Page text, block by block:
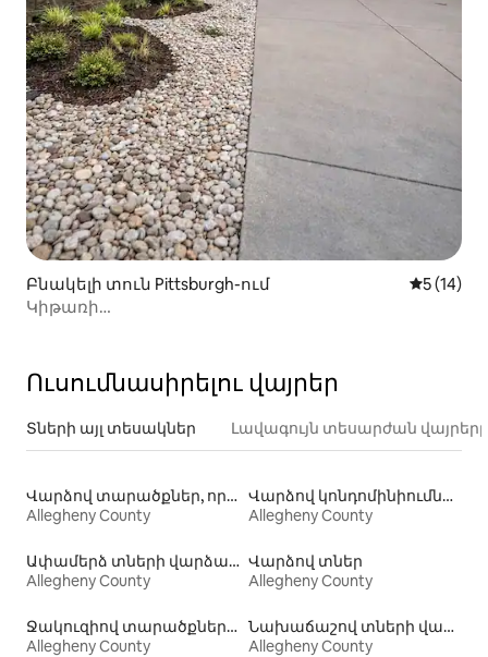
Բնակելի տուն Pittsburgh-ում Միջին
5 (14)
Կիթառի
Ուսումնասիրելու վայրեր
Տների այլ տեսակներ Լավագույն տեսարժան
Վարձով տարածքներ, որտեղ թույլատրվում է մնալ տնային կենդանիների հետ
Allegheny County
Վարձով կոնդոմինիումներ
Allegheny County
Ափամերձ տների վարձակալություն
Allegheny County
Վարձով տներ
Allegheny County
Ջակուզիով տարածքների վարձակալություն
Allegheny County
Նախաճաշով տների վարձակալություն
Allegheny County